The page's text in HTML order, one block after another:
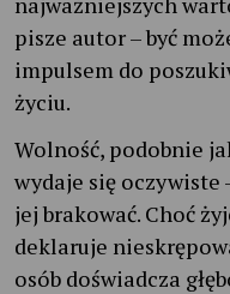
pisze autor – być
impulsem do
życiu.
Wolność, podobnie
wydaje się oczywiste
jej brakować. Choć
deklaruje
osób doświadcza